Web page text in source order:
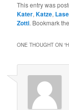
This entry was
Kater,Katze,
Zotti. Bookmark
ONE THOUGHT ON “